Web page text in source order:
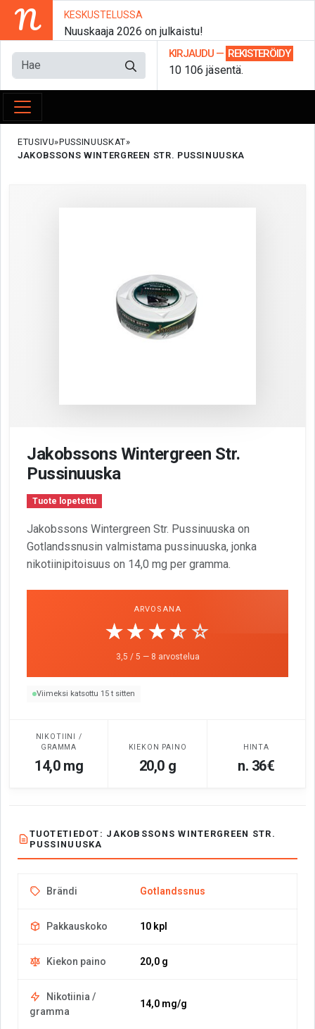
N KESKUSTELUSSA
Nuuskaaja 2026 on julkaistu!
KIRJAUDU — REKISTERÖIDY
10 106 jäsentä.
ETUSIVU PUSSINUUSKAT
JAKOBSSONS WINTERGREEN STR. PUSSINUUSKA
Jakobssons Wintergreen Str.
Pussinuuska
Tuote lopetettu
Jakobssons Wintergreen Str. Pussinuuska on
Gotlandssnusin valmistama pussinuuska, jonka
nikotiinipitoisuus on 14,0 mg per gramma.
ARVOSANA
☆☆☆☆☆
★★★★★
3,5 / 5 — 8 arvostelua
Viimeksi katsottu 15 t sitten
NIKOTIINI /
GRAMMA
14,0 mg
KIEKON PAINO
20,0 g
HINTA
n. 36€
TUOTETIEDOT: JAKOBSSONS WINTERGREEN STR.
PUSSINUUSKA
Brändi Gotlandssnus
Pakkauskoko 10 kpl
Kiekon paino 20,0 g
Nikotiinia /
gramma
14,0 mg/g